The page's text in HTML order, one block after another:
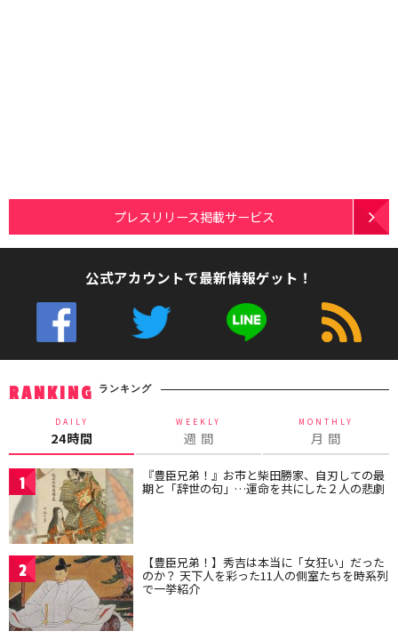
プレスリリース掲載サービス
公式アカウントで最新情報ゲット！
RANKING ランキング
DAILY
24時間
WEEKLY
週 間
MONTHLY
月 間
1 『豊臣兄弟！』お市と柴田勝家、自刃しての最
期と「辞世の句」…運命を共にした２人の悲劇
2 【豊臣兄弟！】秀吉は本当に「女狂い」だった
のか？ 天下人を彩った11人の側室たちを時系列
で一挙紹介